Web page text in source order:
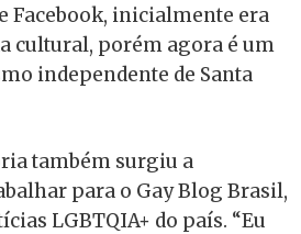
Facebook, inicialmente era
cultural, porém agora é um
independente de Santa
também surgiu a
para o Gay Blog Brasil,
LGBTQIA+ do país. “Eu